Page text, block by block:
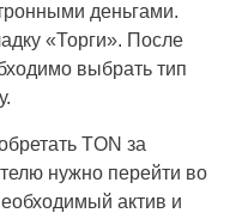
деньгами.
«Торги». После
выбрать тип
TON за
нужно перейти во
актив и